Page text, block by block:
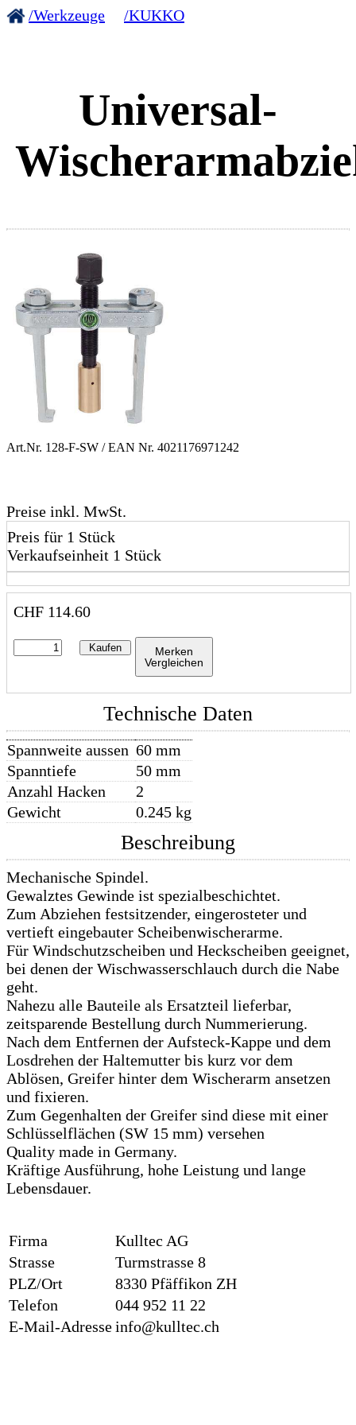
/Werkzeuge /KUKKO
Universal-
Art.Nr. 128-F-SW / EAN Nr. 4021176971242
Preise inkl. MwSt.
Preis für 1 Stück
Verkaufseinheit 1 Stück
CHF 114.60
Kaufen
Merken
Vergleichen
Technische Daten
Spannweite aussen 60 mm
Spanntiefe
50 mm
Anzahl Hacken
2
Gewicht
0.245 kg
Beschreibung
Mechanische Spindel.
Gewalztes Gewinde ist spezialbeschichtet.
Zum Abziehen festsitzender, eingerosteter und
vertieft eingebauter Scheibenwischerarme.
Für Windschutzscheiben und Heckscheiben geeignet,
bei denen der Wischwasserschlauch durch die Nabe
geht.
Nahezu alle Bauteile als Ersatzteil lieferbar,
zeitsparende Bestellung durch Nummerierung.
Nach dem Entfernen der Aufsteck-Kappe und dem
Losdrehen der Haltemutter bis kurz vor dem
Ablösen, Greifer hinter dem Wischerarm ansetzen
und fixieren.
Zum Gegenhalten der Greifer sind diese mit einer
Schlüsselflächen (SW 15 mm) versehen
Quality made in Germany.
Kräftige Ausführung, hohe Leistung und lange
Lebensdauer.
Firma
Kulltec AG
Strasse
Turmstrasse 8
PLZ/Ort
8330 Pfäffikon ZH
Telefon
044 952 11 22
E-Mail-Adresseinfo@kulltec.ch